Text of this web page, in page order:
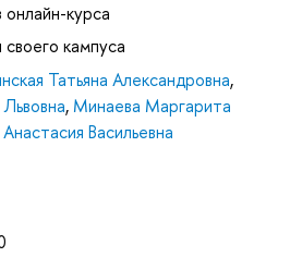
онлайн-курса
своего кампуса
Татьяна Александровна,
, Минаева Маргарита
Васильевна